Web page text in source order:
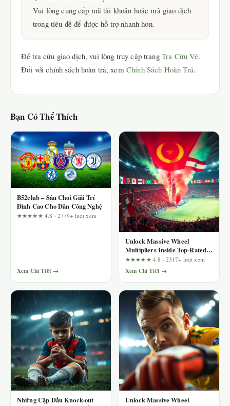
Vui lòng cung cấp mã tài khoản hoặc mã giao dịch
trong tiêu đề để được hỗ trợ nhanh hơn.
Để tra cứu giao dịch, vui lòng truy cập trang Tra Cứu Vé.
Đối với chính sách hoàn trả, xem Chính Sách Hoàn Trả.
Bạn Có Thể Thích
B52club – Sân Chơi Giải Trí
Đỉnh Cao Cho Dân Công Nghệ
★★★★★ 4.8 · 2779+ lượt xem
Xem Chi Tiết →
Unlock Massive Wheel
Multipliers Inside Top-Rated
Sunwin Reels: A User Journey
Review
★★★★★ 4.8 · 2317+ lượt xem
Xem Chi Tiết →
Những Cặp Đấu Knock-out
Unlock Massive Wheel